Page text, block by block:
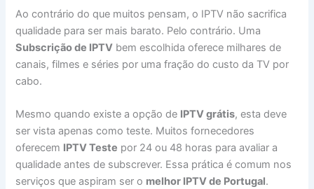
Ao contrário do que muitos pensam, o IPTV não sacrifica
qualidade para ser mais barato. Pelo contrário. Uma
Subscrição de IPTV bem escolhida oferece milhares de
canais, filmes e séries por uma fração do custo da TV por
cabo.
Mesmo quando existe a opção de IPTV grátis, esta deve
ser vista apenas como teste. Muitos fornecedores
oferecem IPTV Teste por 24 ou 48 horas para avaliar a
qualidade antes de subscrever. Essa prática é comum nos
serviços que aspiram ser o melhor IPTV de Portugal.